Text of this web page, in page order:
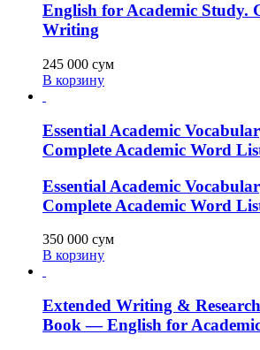
English for Academic Study.
Writing
245 000 сум
В корзину
Essential Academic
Complete Academic Word
Essential Academic
Complete Academic Word
350 000 сум
В корзину
Extended Writing &
Book — English for